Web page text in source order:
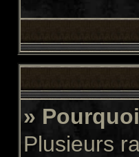
»
Plusieurs